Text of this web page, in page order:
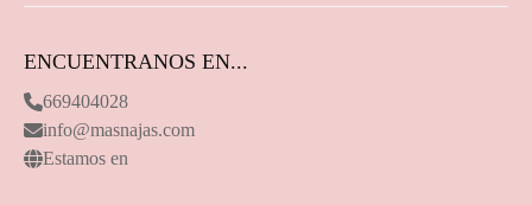
ENCUENTRANOS EN...
669404028
info@masnajas.com
Estamos en